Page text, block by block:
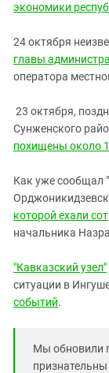
экономики
24 октября
главы
оператора
23 октября,
Сунженского
похищены около
Как уже сообщал "
которой ехали
начальника
"Кавказский узел"
ситуации в
событий.
Мы обновили